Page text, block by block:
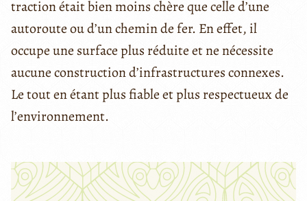
traction était bien moins chère que celle d’une
autoroute ou d’un chemin de fer. En effet, il
occupe une surface plus réduite et ne nécessite
aucune construction d’infrastructures connexes.
Le tout en étant plus fiable et plus respectueux de
l’environnement.